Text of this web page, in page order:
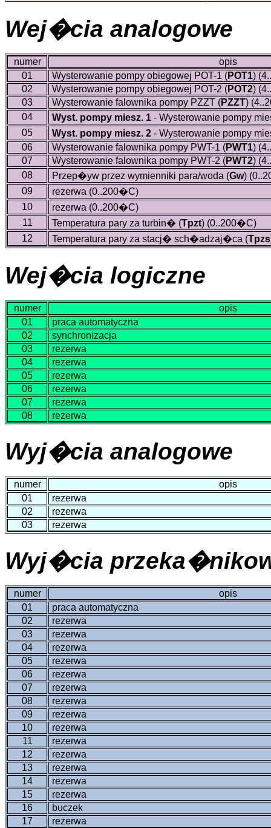
Wej�cia analogowe
numer
opis
01
Wysterowanie pompy obiegowej POT-1 (POT1)
02
Wysterowanie pompy obiegowej POT-2 (POT2)
03
Wysterowanie falownika pompy PZZT (PZZT)
04
Wyst. pompy miesz. 1- Wysterowanie pompy
05
Wyst. pompy miesz. 2- Wysterowanie pompy
06
Wysterowanie falownika pompy PWT-1 (PWT1)
07
Wysterowanie falownika pompy PWT-2 (PWT2)
08
Przep�yw przez wymienniki para/woda (Gw)
09
rezerwa (0..200�C)
10
rezerwa (0..200�C)
11
Temperatura pary za turbin� (Tpzt)(0..200�C)
12
Temperatura pary za stacj� sch�adzaj�ca (Tpzs
Wej�cia logiczne
numer
opis
01
praca automatyczna
02
synchronizacja
03
rezerwa
04
rezerwa
05
rezerwa
06
rezerwa
07
rezerwa
08
rezerwa
Wyj�cia analogowe
numer
opis
01
rezerwa
02
rezerwa
03
rezerwa
Wyj�cia
numer
opis
01
praca automatyczna
02
rezerwa
03
rezerwa
04
rezerwa
05
rezerwa
06
rezerwa
07
rezerwa
08
rezerwa
09
rezerwa
10
rezerwa
11
rezerwa
12
rezerwa
13
rezerwa
14
rezerwa
15
rezerwa
16
buczek
17
rezerwa